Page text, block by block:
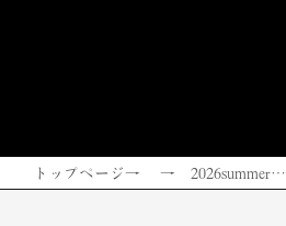
トップページ→ → 2026summer…